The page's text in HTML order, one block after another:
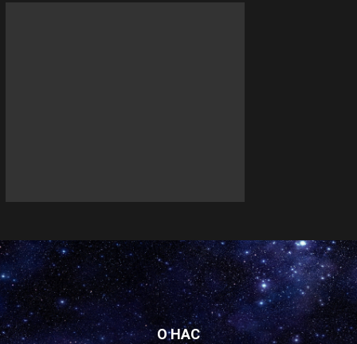
О НАС